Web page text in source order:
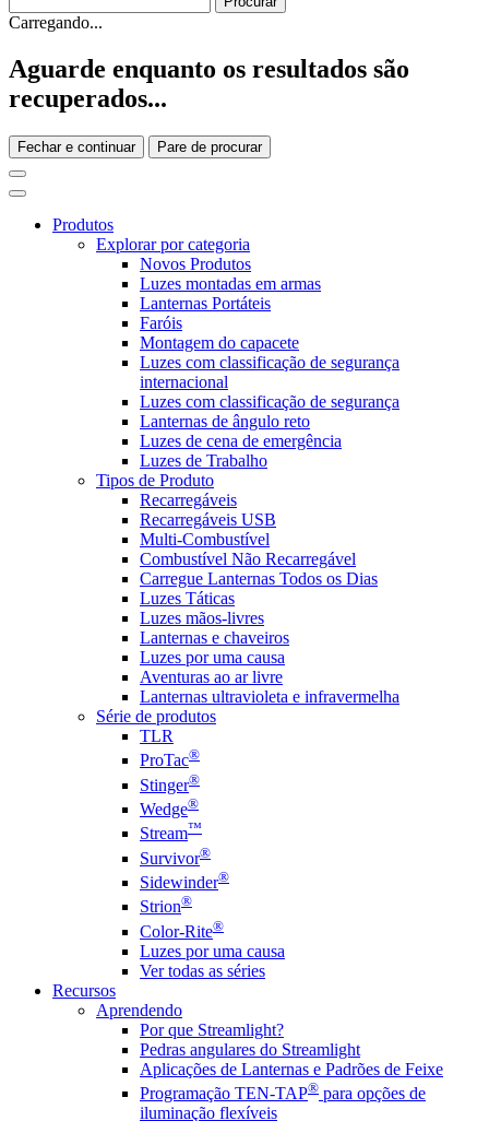
Carregando...
Aguarde enquanto os resultados são
recuperados...
Fechar e continuar Pare de procurar
Produtos
Explorar por categoria
Novos Produtos
Luzes montadas em armas
Lanternas Portáteis
Faróis
Montagem do capacete
Luzes com classificação de segurança
internacional
Luzes com classificação de segurança
Lanternas de ângulo reto
Luzes de cena de emergência
Luzes de Trabalho
Tipos de Produto
Recarregáveis
Recarregáveis USB
Multi-Combustível
Combustível Não Recarregável
Carregue Lanternas Todos os Dias
Luzes Táticas
Luzes mãos-livres
Lanternas e chaveiros
Luzes por uma causa
Aventuras ao ar livre
Lanternas ultravioleta e infravermelha
Série de produtos
TLR
ProTac®
Stinger®
Wedge®
Stream™
Survivor®
Sidewinder®
Strion®
Color-Rite®
Luzes por uma causa
Ver todas as séries
Recursos
Aprendendo
Por que Streamlight?
Pedras angulares do Streamlight
Aplicações de Lanternas e Padrões de Feixe
Programação TEN-TAP® para opções de
iluminação flexíveis